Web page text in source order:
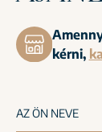
kérni,
AZ ÖN NEVE